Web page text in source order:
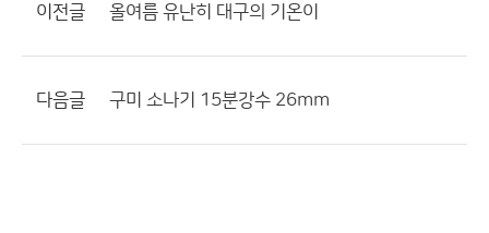
이전글 올여름 유난히 대구의 기온이
다음글 구미 소나기 15분강수 26mm